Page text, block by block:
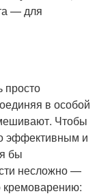
— для
просто
в особой
Чтобы
эффективным и
бы
несложно —
кремоварению: